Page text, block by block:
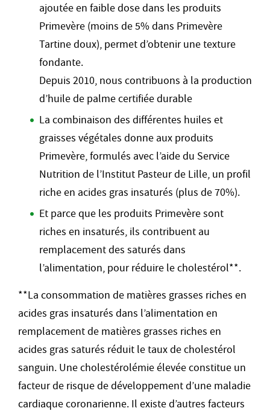
ajoutée en faible dose dans les produits
Primevère (moins de 5% dans Primevère
Tartine doux), permet d’obtenir une texture
fondante.
Depuis 2010, nous contribuons à la production
d’huile de palme certifiée durable
La combinaison des différentes huiles et
graisses végétales donne aux produits
Primevère, formulés avec l’aide du Service
Nutrition de l’Institut Pasteur de Lille, un profil
riche en acides gras insaturés (plus de 70%).
Et parce que les produits Primevère sont
riches en insaturés, ils contribuent au
remplacement des saturés dans
l’alimentation, pour réduire le cholestérol**.
**La consommation de matières grasses riches en
acides gras insaturés dans l’alimentation en
remplacement de matières grasses riches en
acides gras saturés réduit le taux de cholestérol
sanguin. Une cholestérolémie élevée constitue un
facteur de risque de développement d’une maladie
cardiaque coronarienne. Il existe d’autres facteurs